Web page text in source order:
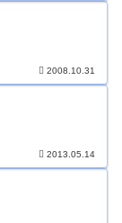
2008.10.31
2013.05.14